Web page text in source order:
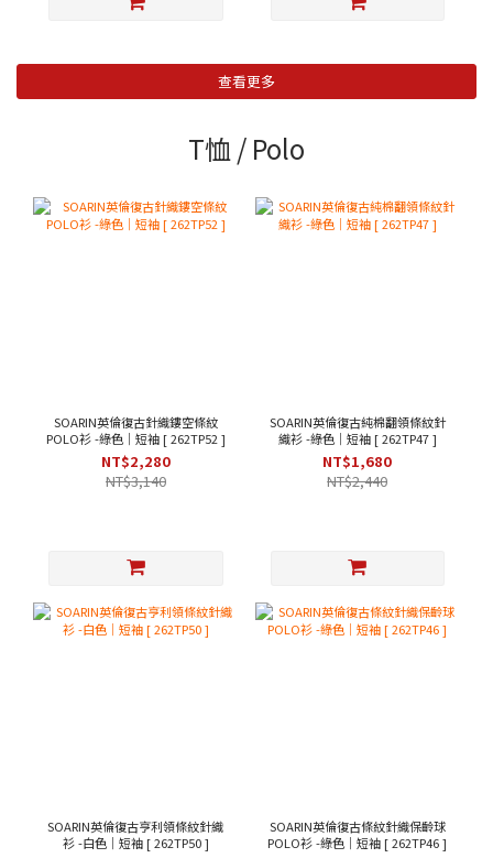
查看更多
T恤 / Polo
SOARIN英倫復古針織鏤空條紋
POLO衫 -綠色｜短袖 [ 262TP52 ]
NT$2,280
NT$3,140
SOARIN英倫復古純棉翻領條紋針
織衫 -綠色｜短袖 [ 262TP47 ]
NT$1,680
NT$2,440
SOARIN英倫復古亨利領條紋針織
衫 -白色｜短袖 [ 262TP50 ]
SOARIN英倫復古條紋針織保齡球
POLO衫 -綠色｜短袖 [ 262TP46 ]